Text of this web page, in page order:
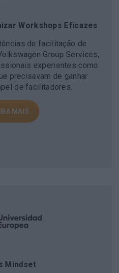
Workshops Eficazes
de facilitação de
Group Services,
experientes como
precisavam de ganhar
de facilitadores.
Mindset